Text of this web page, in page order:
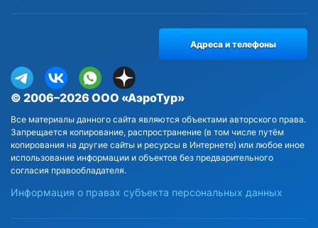
© 2006–2026 ООО «АэроТур»
Все материалы данного сайта являются объектами авторского права.
Запрещается копирование, распространение (в том числе путём
копирования на другие сайты и ресурсы в Интернете) или любое иное
использование информации и объектов без предварительного
согласия правообладателя.
Информация о правах субъекта персональных данных
Адреса и телефоны